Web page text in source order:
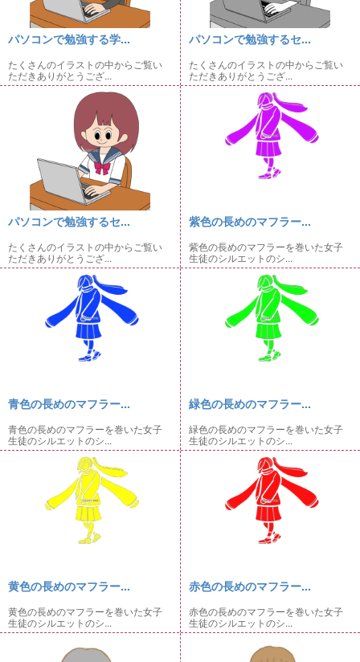
パソコンで勉強する学...
たくさんのイラストの中からご覧い
ただきありがとうござ...
パソコンで勉強するセ...
たくさんのイラストの中からご覧い
ただきありがとうござ...
パソコンで勉強するセ...
たくさんのイラストの中からご覧い
ただきありがとうござ...
紫色の長めのマフラー...
紫色の長めのマフラーを巻いた女子
生徒のシルエットのシ...
青色の長めのマフラー...
青色の長めのマフラーを巻いた女子
生徒のシルエットのシ...
緑色の長めのマフラー...
緑色の長めのマフラーを巻いた女子
生徒のシルエットのシ...
黄色の長めのマフラー...
黄色の長めのマフラーを巻いた女子
生徒のシルエットのシ...
赤色の長めのマフラー...
赤色の長めのマフラーを巻いた女子
生徒のシルエットのシ...